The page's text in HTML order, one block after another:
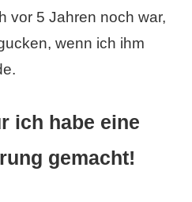
vor 5 Jahren noch war,
wenn ich ihm
ich habe eine
gemacht!